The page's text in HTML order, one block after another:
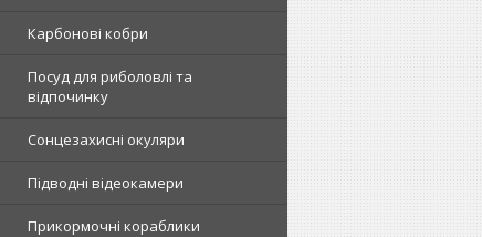
Карбонові кобри
Посуд для риболовлі та
відпочинку
Сонцезахисні окуляри
Підводні відеокамери
Прикормочні кораблики